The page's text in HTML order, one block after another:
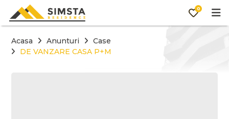
0
Acasa Anunturi
Case
DE VANZARE CASA P+M